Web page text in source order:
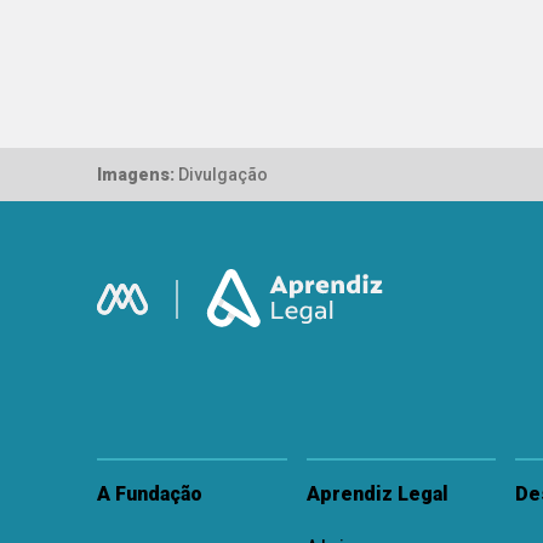
Imagens: Divulgação
A Fundação Aprendiz Legal